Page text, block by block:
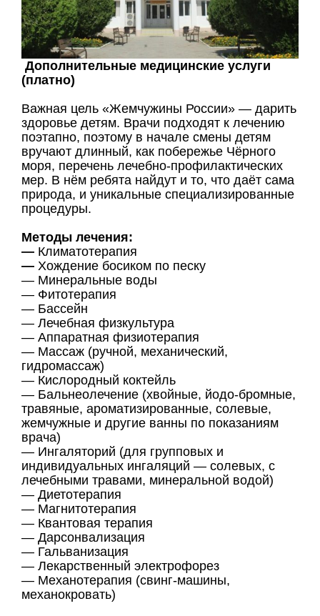
Дополнительные медицинские услуги
(платно)
Важная цель «Жемчужины России» — дарить
здоровье детям. Врачи подходят к лечению
поэтапно, поэтому в начале смены детям
вручают длинный, как побережье Чёрного
моря, перечень лечебно-профилактических
мер. В нём ребята найдут и то, что даёт сама
природа, и уникальные специализированные
процедуры.
Методы лечения:
— Климатотерапия
— Хождение босиком по песку
— Минеральные воды
— Фитотерапия
— Бассейн
— Лечебная физкультура
— Аппаратная физиотерапия
— Массаж (ручной, механический,
гидромассаж)
— Кислородный коктейль
— Бальнеолечение (хвойные, йодо-бромные,
травяные, ароматизированные, солевые,
жемчужные и другие ванны по показаниям
врача)
— Ингаляторий (для групповых и
индивидуальных ингаляций — солевых, с
лечебными травами, минеральной водой)
— Диетотерапия
— Магнитотерапия
— Квантовая терапия
— Дарсонвализация
— Гальванизация
— Лекарственный электрофорез
— Механотерапия (свинг-машины,
механокровать)